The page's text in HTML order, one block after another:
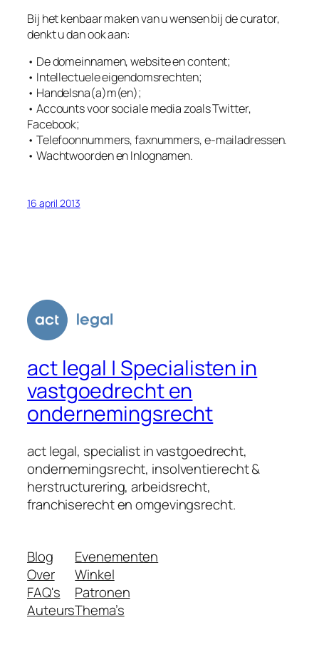
Bij het kenbaar maken van u wensen bij de curator,
denkt u dan ook aan:
• De domeinnamen, website en content;
• Intellectuele eigendomsrechten;
• Handelsna(a)m(en);
• Accounts voor sociale media zoals Twitter,
Facebook;
• Telefoonnummers, faxnummers, e-mailadressen.
• Wachtwoorden en Inlognamen.
16 april 2013
act legal | Specialisten in
vastgoedrecht en
ondernemingsrecht
act legal, specialist in vastgoedrecht,
ondernemingsrecht, insolventierecht &
herstructurering, arbeidsrecht,
franchiserecht en omgevingsrecht.
Blog
Over
FAQ's
Auteurs
Evenementen
Winkel
Patronen
Thema’s